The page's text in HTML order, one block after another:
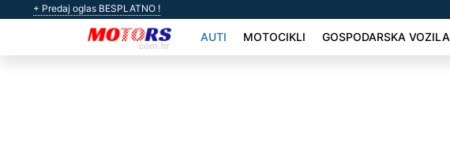
+ Predaj oglas BESPLATNO !
AUTI MOTOCIKLI GOSPODARSKA VOZILA